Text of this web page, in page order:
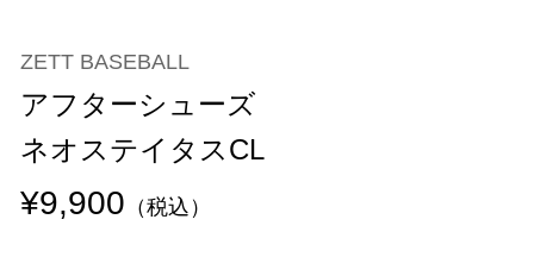
ZETT BASEBALL
アフターシューズ
ネオステイタスCL
¥9,900 （税込）